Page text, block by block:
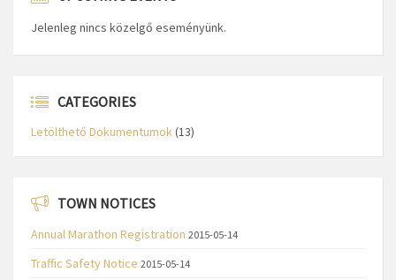
Jelenleg nincs közelgő eseményünk.
CATEGORIES
Letölthető Dokumentumok(13)
TOWN NOTICES
Annual Marathon Registration 2015-05-14
Traffic Safety Notice 2015-05-14